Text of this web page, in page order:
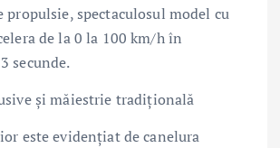
propulsie, spectaculosul model cu
de la 0 la 100 km/h în
secunde.
şi măiestrie tradiţională
este evidenţiat de canelura